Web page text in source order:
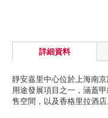
詳細資料
靜安嘉里中心位於上海南
用途發展項目之一，涵蓋
售空間，以及香格里拉酒店